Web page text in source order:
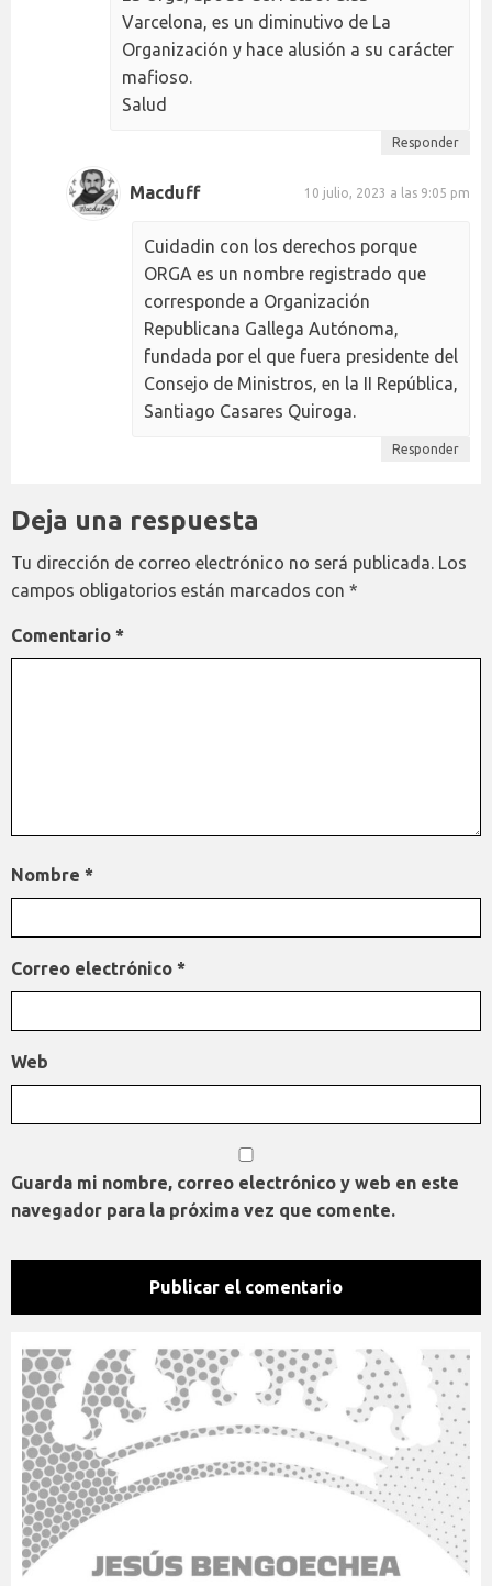
Varcelona, es un diminutivo de La
Organización y hace alusión a su carácter
mafioso.
Salud
Responder
Macduff 10 julio, 2023 a las 9:05 pm
Cuidadin con los derechos porque
ORGA es un nombre registrado que
corresponde a Organización
Republicana Gallega Autónoma,
fundada por el que fuera presidente del
Consejo de Ministros, en la II República,
Santiago Casares Quiroga.
Responder
Deja una respuesta
Tu dirección de correo electrónico no será publicada. Los
campos obligatorios están marcados con *
Comentario *
Nombre *
Correo electrónico *
Web
Guarda mi nombre, correo electrónico y web en este
navegador para la próxima vez que comente.